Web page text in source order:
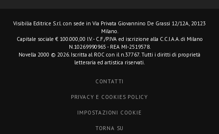
Visibilia Editrice S.r.l. con sede in Via Privata Giovannino De Grassi 12/12A, 20123
Milano.
Capitale sociale € 100.000,00 I.V. - C.F./P.IVA ed iscrizione alla C.C.I.A.A. di Milano
N.10269990965 - REA MI-2519578.
Novella 2000 © 2026. Iscritta al ROC con il n.37767. Tutti i diritti di proprietà
letteraria ed artistica riservati.
CONTATTI
PRIVACY E COOKIES POLICY
IMPOSTAZIONI COOKIE
TORNA SU